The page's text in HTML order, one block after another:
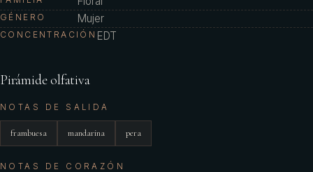
GÉNERO Mujer
CONCENTRACIÓN EDT
Pirámide olfativa
NOTAS DE SALIDA
frambuesa mandarina pera
NOTAS DE CORAZÓN